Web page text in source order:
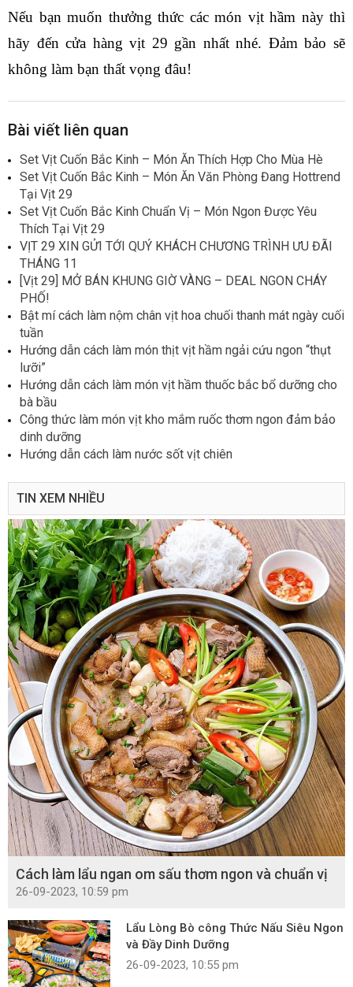
Nếu bạn muốn thưởng thức các món vịt hầm này thì
hãy đến cửa hàng vịt 29 gần nhất nhé. Đảm bảo sẽ
không làm bạn thất vọng đâu!
Bài viết liên quan
Set Vịt Cuốn Bắc Kinh – Món Ăn Thích Hợp Cho Mùa Hè
Set Vịt Cuốn Bắc Kinh – Món Ăn Văn Phòng Đang Hottrend
Tại Vịt 29
Set Vịt Cuốn Bắc Kinh Chuẩn Vị – Món Ngon Được Yêu
Thích Tại Vịt 29
VỊT 29 XIN GỬI TỚI QUÝ KHÁCH CHƯƠNG TRÌNH ƯU ĐÃI
THÁNG 11
[Vịt 29] MỞ BÁN KHUNG GIỜ VÀNG – DEAL NGON CHÁY
PHỐ!
Bật mí cách làm nộm chân vịt hoa chuối thanh mát ngày cuối
tuần
Hướng dẫn cách làm món thịt vịt hầm ngải cứu ngon “thụt
lưỡi”
Hướng dẫn cách làm món vịt hầm thuốc bắc bổ dưỡng cho
bà bầu
Công thức làm món vịt kho mắm ruốc thơm ngon đảm bảo
dinh dưỡng
Hướng dẫn cách làm nước sốt vịt chiên
TIN XEM NHIỀU
Cách làm lẩu ngan om sấu thơm ngon và chuẩn vị
26-09-2023, 10:59 pm
Lẩu Lòng Bò công Thức Nấu Siêu Ngon
và Đầy Dinh Dưỡng
26-09-2023, 10:55 pm